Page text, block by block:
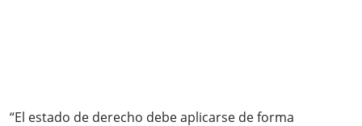
“El estado de derecho debe aplicarse de forma